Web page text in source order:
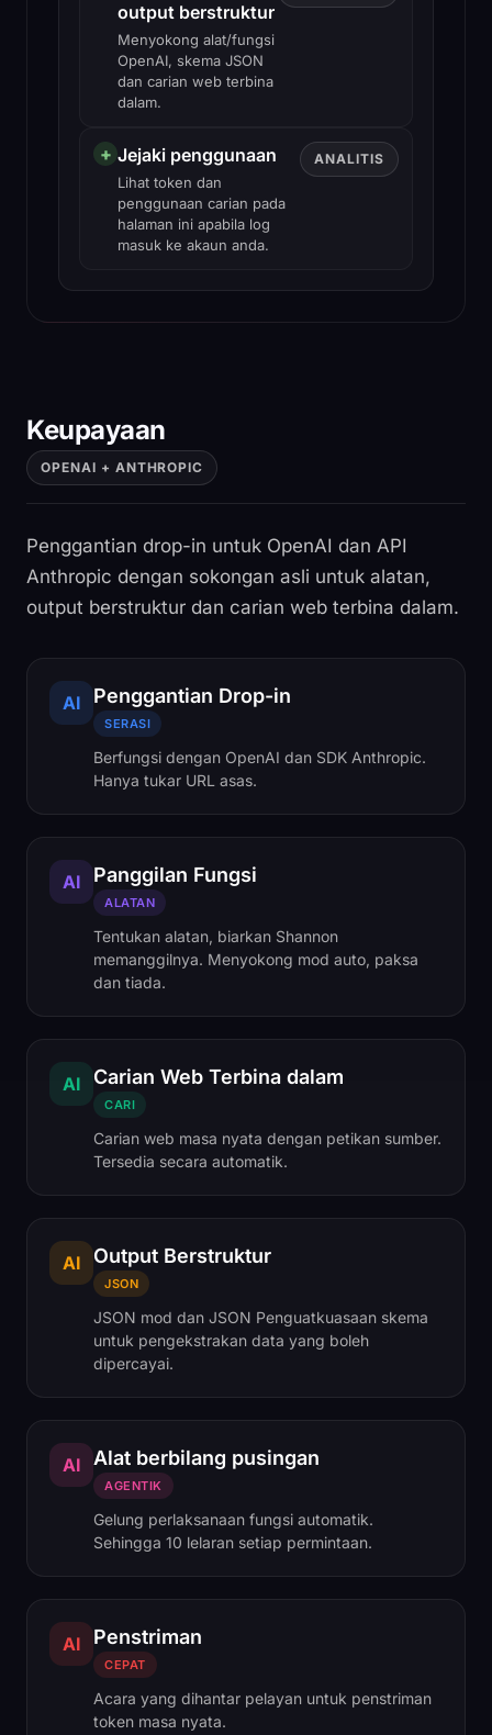
output berstruktur
Menyokong alat/fungsi
OpenAI, skema JSON
dan carian web terbina
dalam.
+ Jejaki penggunaan
Lihat token dan
penggunaan carian pada
halaman ini apabila log
masuk ke akaun anda.
ANALITIS
Keupayaan
OPENAI + ANTHROPIC
Penggantian drop-in untuk OpenAI dan API
Anthropic dengan sokongan asli untuk alatan,
output berstruktur dan carian web terbina dalam.
AI Penggantian Drop-in
SERASI
Berfungsi dengan OpenAI dan SDK Anthropic.
Hanya tukar URL asas.
AI Panggilan Fungsi
ALATAN
Tentukan alatan, biarkan Shannon
memanggilnya. Menyokong mod auto, paksa
dan tiada.
AI Carian Web Terbina dalam
CARI
Carian web masa nyata dengan petikan sumber.
Tersedia secara automatik.
AI Output Berstruktur
JSON
JSON mod dan JSON Penguatkuasaan skema
untuk pengekstrakan data yang boleh
dipercayai.
AI Alat berbilang pusingan
AGENTIK
Gelung perlaksanaan fungsi automatik.
Sehingga 10 lelaran setiap permintaan.
AI Penstriman
CEPAT
Acara yang dihantar pelayan untuk penstriman
token masa nyata.